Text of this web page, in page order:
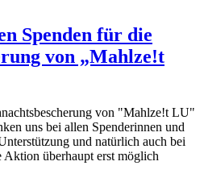
Spenden für die
von „Mahlze!t
von "Mahlze!t LU"
uns bei allen Spenderinnen und
und natürlich auch bei
Aktion überhaupt erst möglich